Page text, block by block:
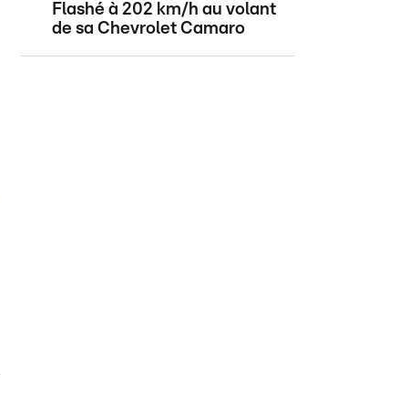
Flashé à 202 km/h au volant
de sa Chevrolet Camaro